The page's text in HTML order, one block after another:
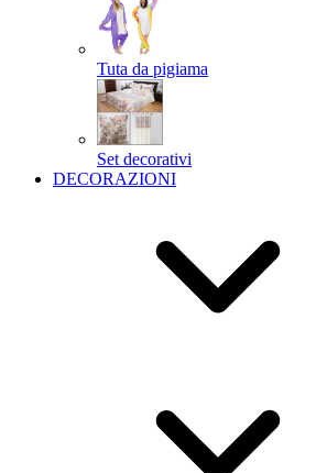
Tuta da pigiama
Set decorativi
DECORAZIONI